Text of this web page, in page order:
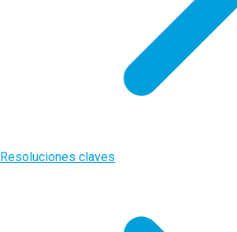
Resoluciones claves